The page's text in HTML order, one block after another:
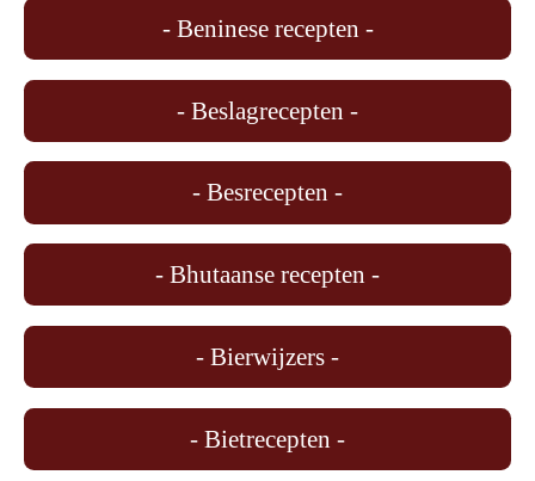
- Beninese recepten -
- Beslagrecepten -
- Besrecepten -
- Bhutaanse recepten -
- Bierwijzers -
- Bietrecepten -